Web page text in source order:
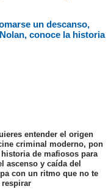
un descanso,
conoce la historia
entender el origen
criminal moderno, pon
historia de mafiosos para
ascenso y caída del
con un ritmo que no te
respirar